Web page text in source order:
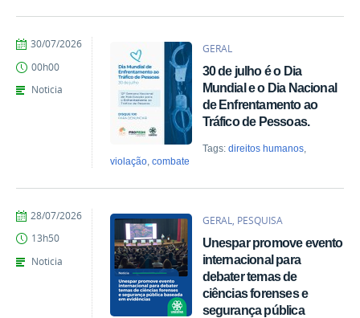
GERAL
30 de julho é o Dia
Mundial e o Dia Nacional
de Enfrentamento ao
Tráfico de Pessoas.
Tags: direitos humanos,
violação,combate
por
Santos
Daum
publicado
30/07/2026
00h00
Noticia
GERAL, PESQUISA
Unespar promove evento
internacional para
debater temas de
ciências forenses e
segurança pública
por
Ligmanovski
publicado
28/07/2026
13h50
Noticia